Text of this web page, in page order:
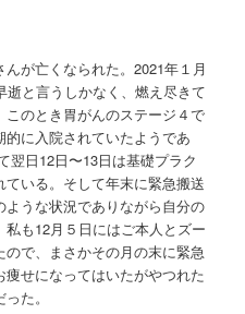
が亡くなられた。2021年１月
逝と言うしかなく、燃え尽きて
のとき胃がんのステージ４で
に入院されていたようであ
翌日12日〜13日は基礎プラク
いる。そして年末に緊急搬送
うな状況でありながら自分の
も12月５日にはご本人とズー
で、まさかその月の末に緊急
せになってはいたがやつれた
た。